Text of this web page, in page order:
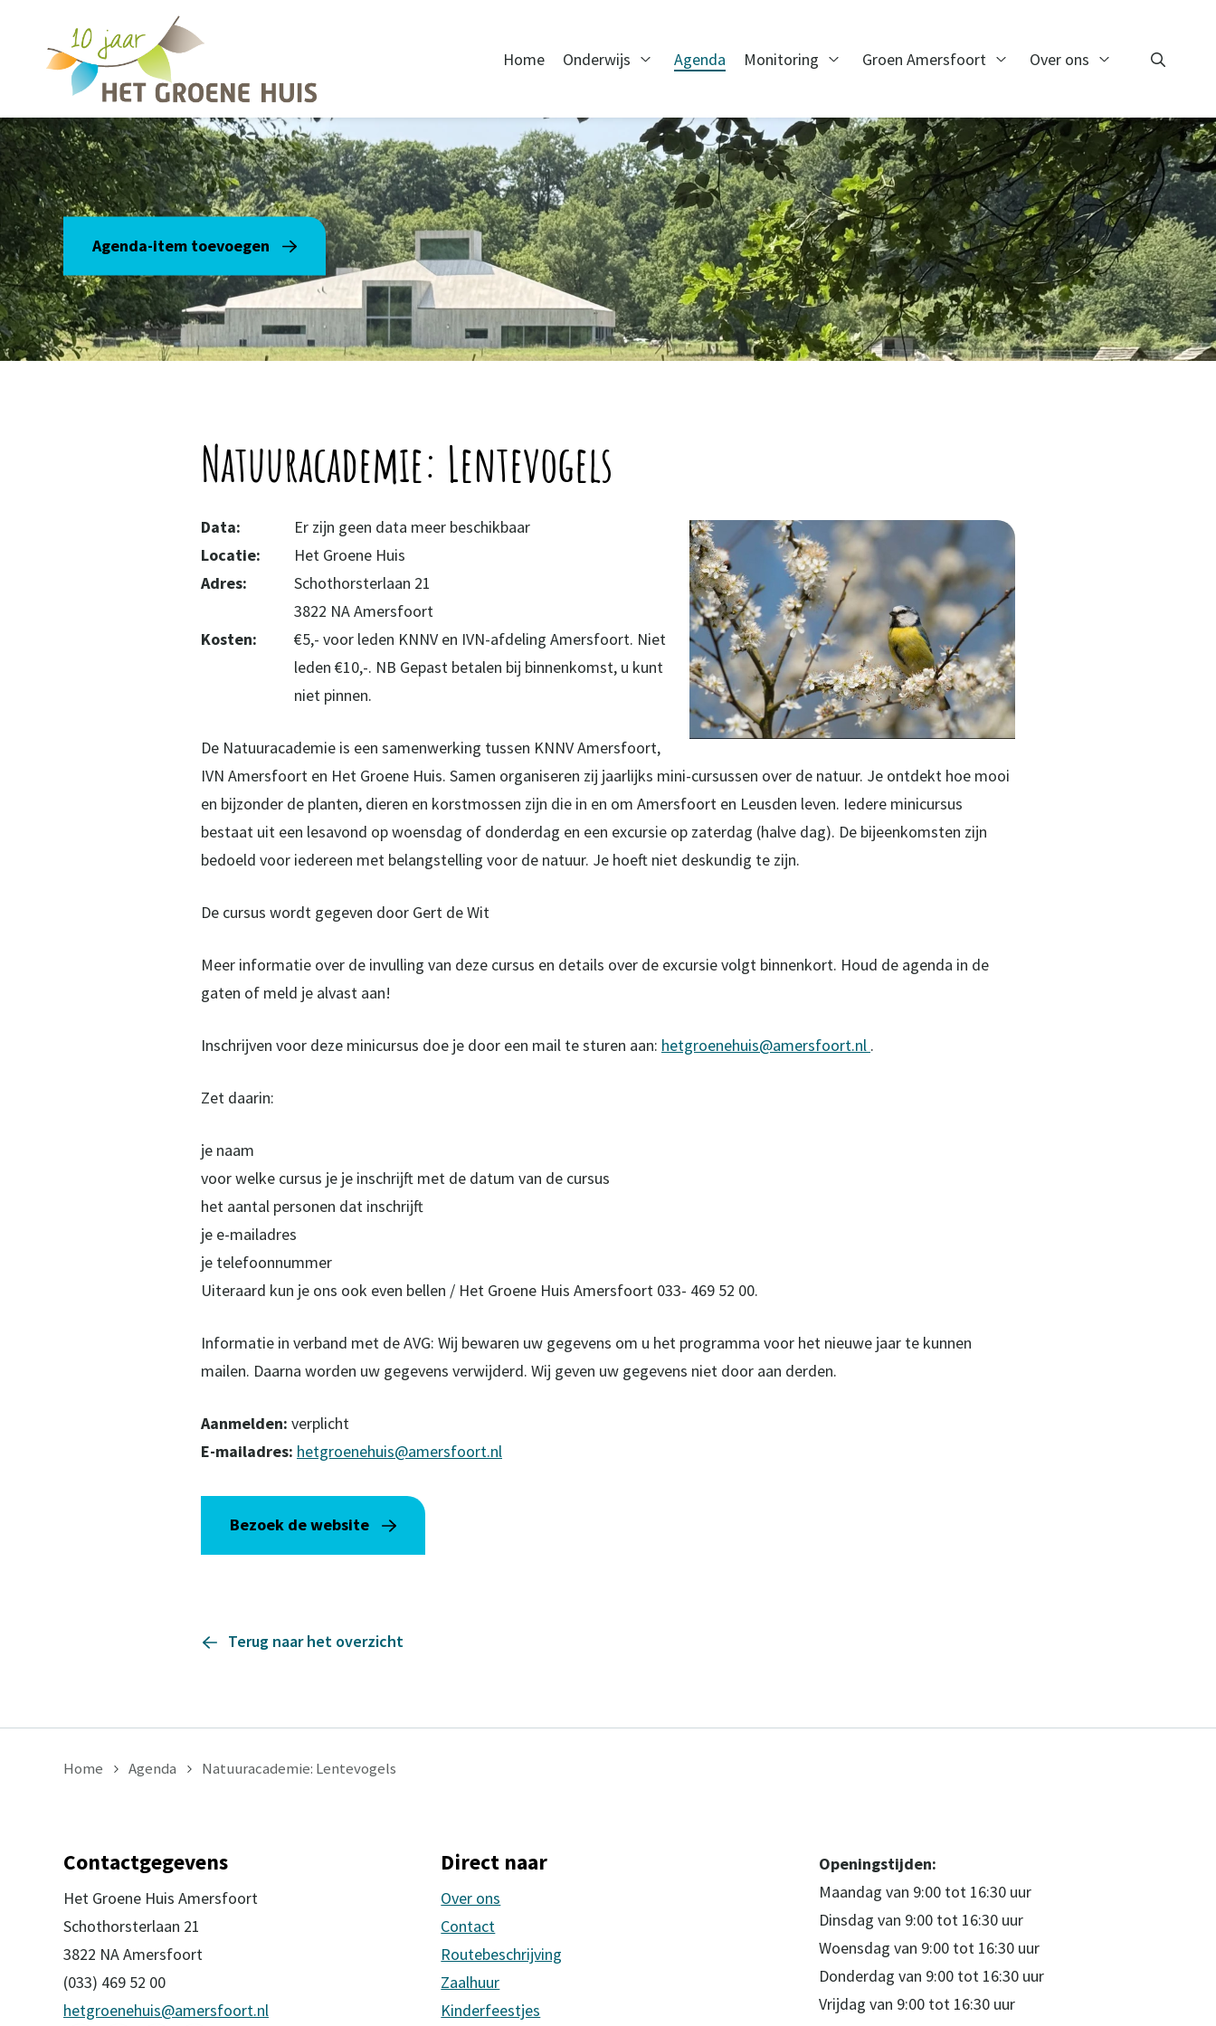
Overslaan en naar de inhoud gaan
Home
Onderwijs
Open Onderwijs
Agenda Monitoring
Open Monitoring
Groen Amersfoort
Open Groen Amersfoort
Over ons
Open Over ons
Zoeken
Agenda-item toevoegen
Natuuracademie: Lentevogels
Data:
Er zijn geen data meer beschikbaar
Locatie:
Het Groene Huis
Adres:
Schothorsterlaan 21
3822 NA Amersfoort
Kosten:
€5,- voor leden KNNV en IVN-afdeling Amersfoort. Niet
leden €10,-. NB Gepast betalen bij binnenkomst, u kunt
niet pinnen.
De Natuuracademie is een samenwerking tussen KNNV Amersfoort,
IVN Amersfoort en Het Groene Huis. Samen organiseren zij jaarlijks mini-cursussen over de natuur. Je ontdekt hoe mooi
en bijzonder de planten, dieren en korstmossen zijn die in en om Amersfoort en Leusden leven. Iedere minicursus
bestaat uit een lesavond op woensdag of donderdag en een excursie op zaterdag (halve dag). De bijeenkomsten zijn
bedoeld voor iedereen met belangstelling voor de natuur. Je hoeft niet deskundig te zijn.
De cursus wordt gegeven door Gert de Wit
Meer informatie over de invulling van deze cursus en details over de excursie volgt binnenkort. Houd de agenda in de
gaten of meld je alvast aan!
Inschrijven voor deze minicursus doe je door een mail te sturen aan: hetgroenehuis@amersfoort.nl .
Zet daarin:
je naam
voor welke cursus je je inschrijft met de datum van de cursus
het aantal personen dat inschrijft
je e-mailadres
je telefoonnummer
Uiteraard kun je ons ook even bellen / Het Groene Huis Amersfoort 033- 469 52 00.
Informatie in verband met de AVG: Wij bewaren uw gegevens om u het programma voor het nieuwe jaar te kunnen
mailen. Daarna worden uw gegevens verwijderd. Wij geven uw gegevens niet door aan derden.
Aanmelden: verplicht
E-mailadres: hetgroenehuis@amersfoort.nl
Bezoek de website
Terug naar het overzicht
Home Agenda Natuuracademie: Lentevogels
Contactgegevens
Het Groene Huis Amersfoort
Schothorsterlaan 21
3822 NA Amersfoort
(033) 469 52 00
hetgroenehuis@amersfoort.nl
Direct naar
Over ons
Contact
Routebeschrijving
Zaalhuur
Kinderfeestjes
Openingstijden:
Maandag van 9:00 tot 16:30 uur
Dinsdag van 9:00 tot 16:30 uur
Woensdag van 9:00 tot 16:30 uur
Donderdag van 9:00 tot 16:30 uur
Vrijdag van 9:00 tot 16:30 uur